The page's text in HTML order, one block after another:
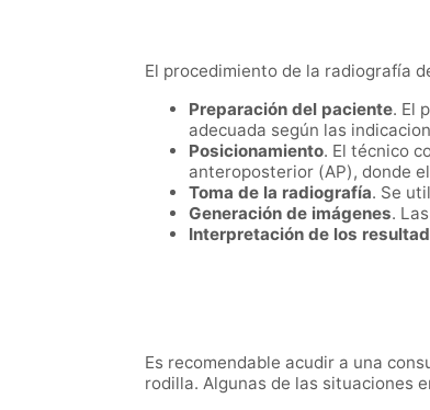
El procedimiento de la radiografía
Preparación del paciente. El
adecuada según las
Posicionamiento. El técnico
anteroposterior (AP), donde
Toma de la radiografía. Se
Generación de imágenes.
Interpretación de los
Es recomendable acudir a una
rodilla. Algunas de las situaciones